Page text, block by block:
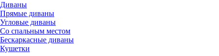
Диваны
Прямые диваны
Угловые диваны
Со спальным местом
Бескаркасные диваны
Кушетки